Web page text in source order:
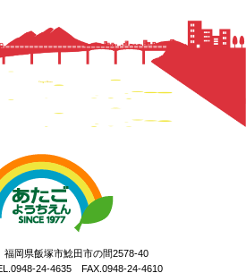
岡県飯塚市鯰田市の間2578-40
24-4635 FAX.0948-24-4610